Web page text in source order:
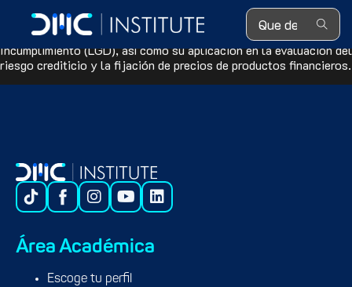
Search ...
Estudia las técnicas de credit scoring para la estimación de la
Probabilidad deIncumplimiento (PD) y la Pérdida en Caso de
Incumplimiento (LGD), así como su aplicación en la evaluación del
riesgo crediticio y la fijación de precios de productos financieros.
Área Académica
Escoge tu perfil